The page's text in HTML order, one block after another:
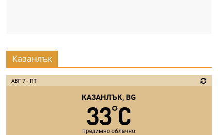
Казанлък
АВГ 7 - ПТ
КАЗАНЛЪК, BG
33°C
предимно облачно